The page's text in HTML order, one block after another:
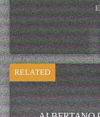
RELATED